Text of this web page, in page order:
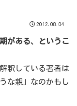
2012.08.04
がある、というこ
釈している著者は
な親」なのかもし